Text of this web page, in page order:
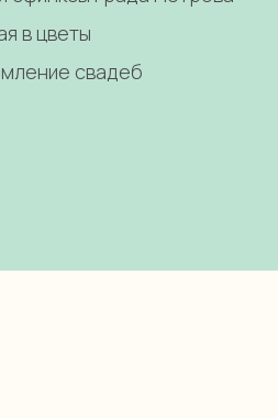
в цветы
свадеб